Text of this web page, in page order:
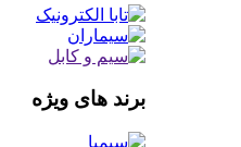
برند های ویژه